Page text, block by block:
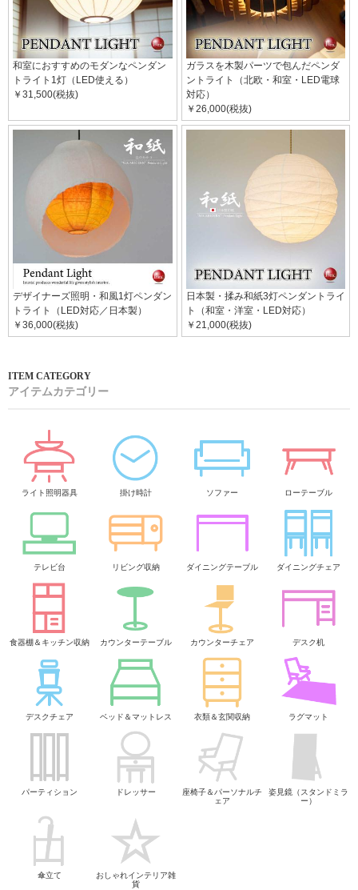
和室におすすめのモダンなペンダン
トライト1灯（LED使える）
￥31,500(税抜)
ガラスを木製パーツで包んだペンダ
ントライト（北欧・和室・LED電球
対応）
￥26,000(税抜)
デザイナーズ照明・和風1灯ペンダン
トライト（LED対応／日本製）
￥36,000(税抜)
日本製・揉み和紙3灯ペンダントライ
ト（和室・洋室・LED対応）
￥21,000(税抜)
アイテムカテゴリー
ライト照明器具 掛け時計 ソファー ローテーブル
テレビ台 リビング収納 ダイニングテーブル ダイニングチェア
食器棚＆キッチン収納 カウンターテーブル カウンターチェア デスク机
デスクチェア ベッド＆マットレス 衣類＆玄関収納 ラグマット
パーティション ドレッサー
座椅子＆パーソナルチ
ェア
姿見鏡（スタンドミラ
ー）
傘立て
おしゃれインテリア雑
貨